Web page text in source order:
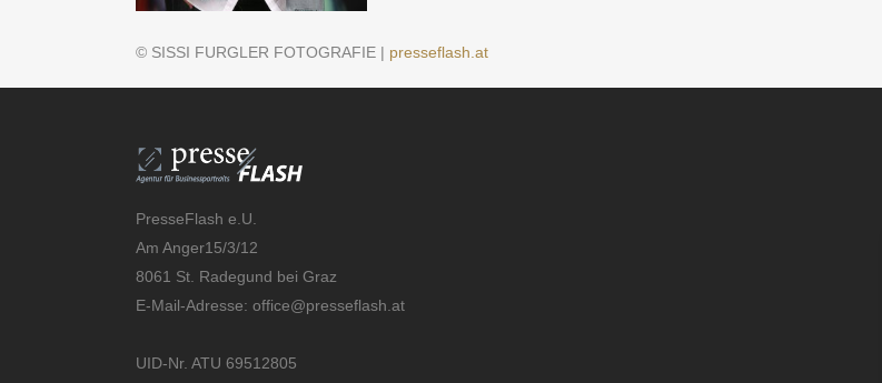
© SISSI FURGLER FOTOGRAFIE | presseflash.at
PresseFlash e.U.
Am Anger15/3/12
8061 St. Radegund bei Graz
E-Mail-Adresse: office@presseflash.at
UID-Nr. ATU 69512805